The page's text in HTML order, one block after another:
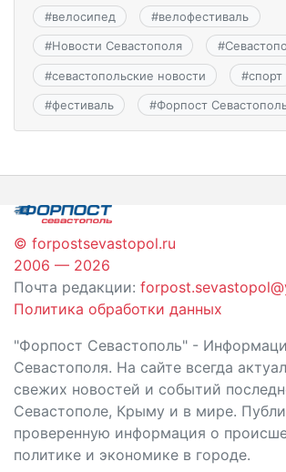
#велосипед #велофестиваль
#Новости Севастополя #
#севастопольские новости #спорт
#фестиваль #Форпост
© forpostsevastopol.ru
2006 — 2026
Почта редакции:
Политика обработки данных
"Форпост Севастополь" -
Севастополя. На сайте всегда
свежих новостей и событий
Севастополе, Крыму и в мире.
проверенную информация о
политике и экономике в городе.